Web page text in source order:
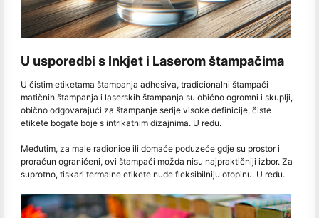
U usporedbi s Inkjet i Laserom štampačima
U čistim etiketama štampanja adhesiva, tradicionalni štampači
matičnih štampanja i laserskih štampanja su obično ogromni i skuplji,
obično odgovarajući za štampanje serije visoke definicije, čiste
etikete bogate boje s intrikatnim dizajnima. U redu.
Međutim, za male radionice ili domaće poduzeće gdje su prostor i
proračun ograničeni, ovi štampači možda nisu najpraktičniji izbor. Za
suprotno, tiskari termalne etikete nude fleksibilniju otopinu. U redu.